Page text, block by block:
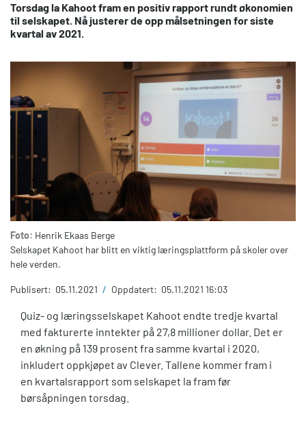
Torsdag la Kahoot fram en positiv rapport rundt økonomien
til selskapet. Nå justerer de opp målsetningen for siste
kvartal av 2021.
Foto: Henrik Ekaas Berge
Selskapet Kahoot har blitt en viktig læringsplattform på skoler over
hele verden.
Publisert: 05.11.2021 / Oppdatert: 05.11.2021 16:03
Quiz- og læringsselskapet Kahoot endte tredje kvartal
med fakturerte inntekter på 27,8 millioner dollar. Det er
en økning på 139 prosent fra samme kvartal i 2020,
inkludert oppkjøpet av Clever. Tallene kommer fram i
en kvartalsrapport som selskapet la fram før
børsåpningen torsdag.